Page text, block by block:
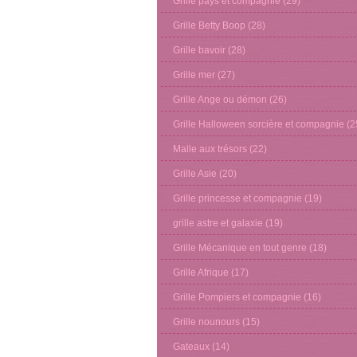
Grille Betty Boop (28)
Grille bavoir (28)
Grille mer (27)
Grille Ange ou démon (26)
Grille Halloween sorcière et compagnie
Malle aux trésors (22)
Grille Asie (20)
Grille princesse et compagnie (19)
grille astre et galaxie (19)
Grille Mécanique en tout genre (18)
Grille Afrique (17)
Grille Pompiers et compagnie (16)
Grille nounours (15)
Gateaux (14)